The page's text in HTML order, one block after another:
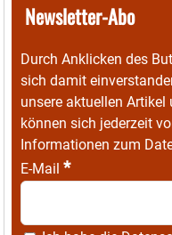
Newsletter-Abo
Durch Anklicken des
sich damit
unsere aktuellen
können sich jederzeit
Informationen zum
E-Mail *